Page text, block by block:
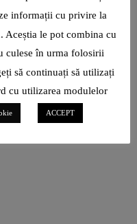
informații cu privire la
Aceștia le pot combina cu
culese în urma folosirii
să continuați să utilizați
cu utilizarea modulelor
ACCEPT